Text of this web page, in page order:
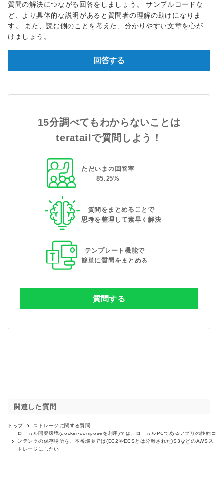
こういう情報は参考にするのに、なぜ多くの企業では開発時に
フレームワークを使っているという情報は見なかったんでしょ
うか。
自分の目指す方向を考えた上で優先順位を決めてください。
質問の解決につながる回答をしましょう。 サンプルコードな
ど、より具体的な説明があると質問者の理解の助けになりま
す。 また、読む側のことを考えた、分かりやすい文章を心が
けましょう。
回答する
15分調べてもわからないことは
teratailで質問しよう！
ただいまの回答率
85.25%
質問をまとめることで
思考を整理して素早く解決
テンプレート機能で
簡単に質問をまとめる
質問する
関連した質問
トップ ストレージ に関する質問
ローカル開発環境(docker-composeを利用)では、ローカルPCであるアプリの静的コ
ンテンツの保存場所を、本番環境では(EC2やECSとは分離された)S3などのAWSス
トレージにしたい